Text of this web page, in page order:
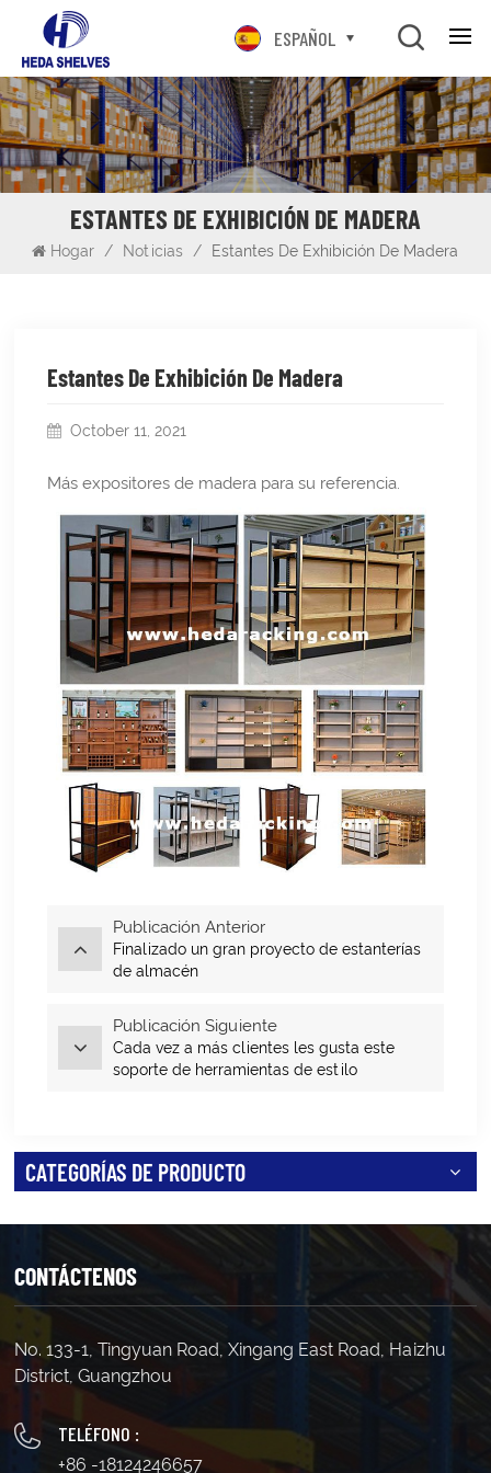
ESPAÑOL
ESTANTES DE EXHIBICIÓN DE MADERA
Hogar / Noticias / Estantes De Exhibición De Madera
Estantes De Exhibición De Madera
October 11, 2021
Más expositores de madera para su referencia.
Publicación Anterior
Finalizado un gran proyecto de estanterías
de almacén
Publicación Siguiente
Cada vez a más clientes les gusta este
soporte de herramientas de estilo
CATEGORÍAS DE PRODUCTO
CONTÁCTENOS
No. 133-1, Tingyuan Road, Xingang East Road, Haizhu
District, Guangzhou
TELÉFONO :
+86 -18124246657